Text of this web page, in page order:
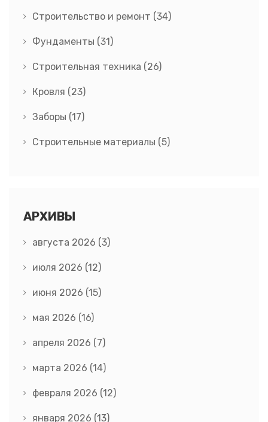
Строительство и ремонт (34)
Фундаменты (31)
Строительная техника (26)
Кровля (23)
Заборы (17)
Строительные материалы (5)
АРХИВЫ
августа 2026 (3)
июля 2026 (12)
июня 2026 (15)
мая 2026 (16)
апреля 2026 (7)
марта 2026 (14)
февраля 2026 (12)
января 2026 (13)